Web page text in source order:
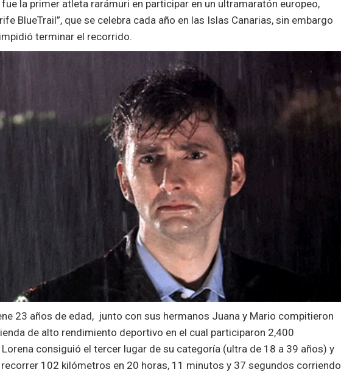
la primer atleta rarámuri en participar en un ultramaratón europeo,
BlueTrail”, que se celebra cada año en las Islas Canarias, sin embargo
terminar el recorrido.
23 años de edad, junto con sus hermanos Juana y Mario compitieron
de alto rendimiento deportivo en el cual participaron 2,400
consiguió el tercer lugar de su categoría (ultra de 18 a 39 años) y
102 kilómetros en 20 horas, 11 minutos y 37 segundos corriendo